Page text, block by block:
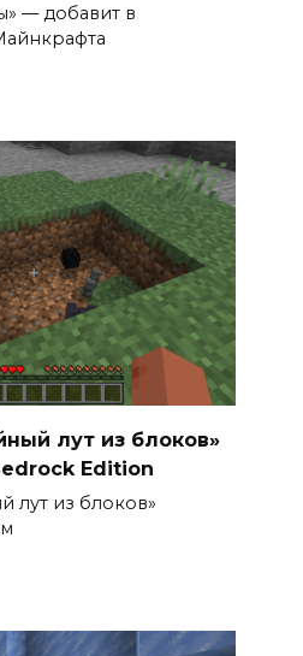
— добавит в
лут из блоков»
Edition
лут из блоков»